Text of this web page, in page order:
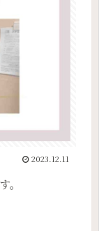
2023.12.11